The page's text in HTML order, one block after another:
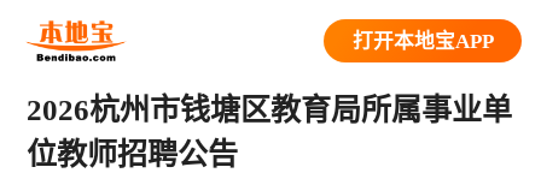
打开本地宝APP
2026杭州市钱塘区教育局所属事业单
位教师招聘公告